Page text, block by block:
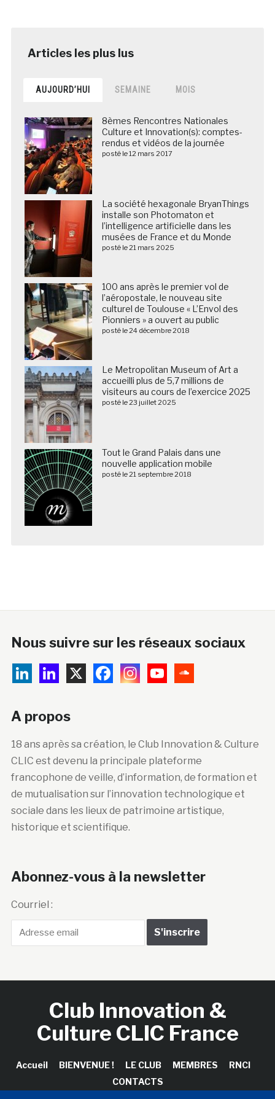
AUJOURD’HUI SEMAINE MOIS
8èmes Rencontres Nationales
Culture et Innovation(s): comptes-
rendus et vidéos de la journée
posté le 12 mars 2017
La société hexagonale BryanThings
installe son Photomaton et
l’intelligence artificielle dans les
musées de France et du Monde
posté le 21 mars 2025
100 ans après le premier vol de
l’aéropostale, le nouveau site
culturel de Toulouse « L’Envol des
Pionniers » a ouvert au public
posté le 24 décembre 2018
Le Metropolitan Museum of Art a
accueilli plus de 5,7 millions de
visiteurs au cours de l’exercice 2025
posté le 23 juillet 2025
Tout le Grand Palais dans une
nouvelle application mobile
posté le 21 septembre 2018
Nous suivre sur les réseaux sociaux
A propos
18 ans après sa création, le Club Innovation & Culture
CLIC est devenu la principale plateforme
francophone de veille, d’information, de formation et
de mutualisation sur l’innovation technologique et
sociale dans les lieux de patrimoine artistique,
historique et scientifique.
Abonnez-vous à la newsletter
Courriel :
Club Innovation &
Culture CLIC France
Accueil BIENVENUE ! LE CLUB MEMBRES
RNCI
CONTACTS